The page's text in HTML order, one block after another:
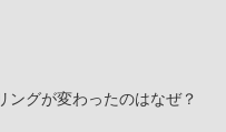
グが変わったのはなぜ？